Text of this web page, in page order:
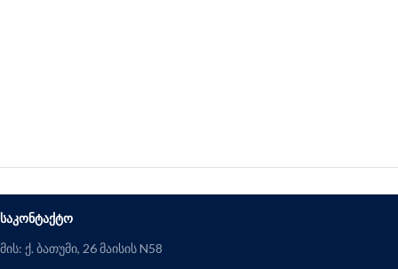
ᲡᲐᲙᲝᲜᲢᲐᲥᲢᲝ
მის: ქ. ბათუმი, 26 მაისის N58